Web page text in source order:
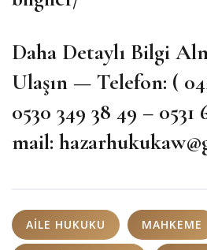
Daha Detaylı Bilgi
Ulaşın — Telefon: (
0530 349 38 49 – 0531
mail:
AILE HUKUKU MAHKEME